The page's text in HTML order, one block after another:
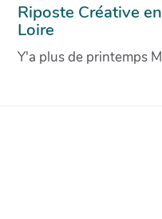
Riposte Créative
Loire
Y'a plus de printemps